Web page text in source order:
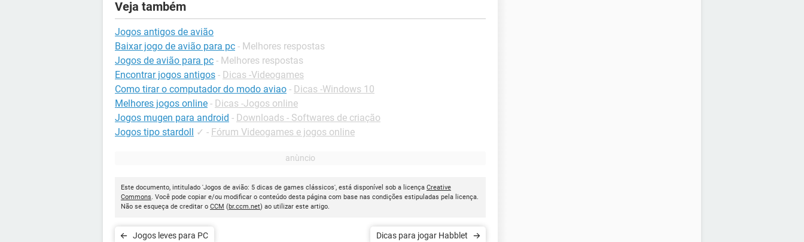
Veja também
Jogos antigos de avião
Baixar jogo de avião para pc - Melhores respostas
Jogos de avião para pc - Melhores respostas
Encontrar jogos antigos - Dicas -Videogames
Como tirar o computador do modo aviao - Dicas -Windows 10
Melhores jogos online - Dicas -Jogos online
Jogos mugen para android - Downloads - Softwares de criação
Jogos tipo stardoll ✓ - Fórum Videogames e jogos online
Este documento, intitulado 'Jogos de avião: 5 dicas de games clássicos', está disponível sob a licença Creative
Commons. Você pode copiar e/ou modificar o conteúdo desta página com base nas condições estipuladas pela licença.
Não se esqueça de creditar o CCM (br.ccm.net) ao utilizar este artigo.
Jogos leves para PC Dicas para jogar Habblet